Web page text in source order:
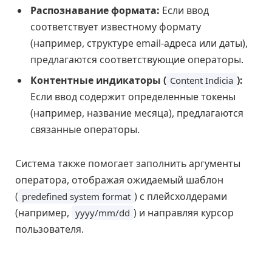
Распознавание формата: Если ввод
соответствует известному формату
(например, структуре email-адреса или даты),
предлагаются соответствующие операторы.
Контентные индикаторы ( Content Indicia ):
Если ввод содержит определенные токены
(например, название месяца), предлагаются
связанные операторы.
Система также помогает заполнить аргументы
оператора, отображая ожидаемый шаблон
( predefined system format ) с плейсхолдерами
(например, yyyy/mm/dd ) и направляя курсор
пользователя.